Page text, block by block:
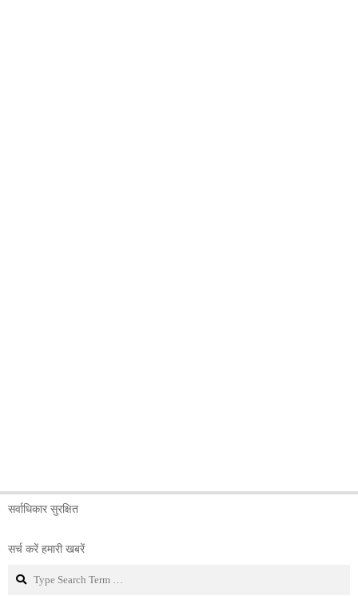
सर्वाधिकार सुरक्षित
सर्च करें हमारी खबरें